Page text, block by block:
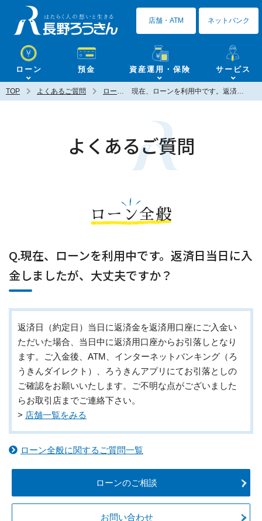
ローン 預金 資産運用・保険 サービス
店舗・ATM ネットバンク
TOP よくあるご質問 ローン全般 現在、ローンを利用中です。返済日当日に入金しましたが、大丈夫ですか？
よくあるご質問
ローン全般
Q.現在、ローンを利用中です。返済日当日に入
金しましたが、大丈夫ですか？
返済日（約定日）当日に返済金を返済用口座にご入金い
ただいた場合、当日中に返済用口座からお引落しとなり
ます。ご入金後、ATM、インターネットバンキング（ろ
うきんダイレクト）、ろうきんアプリにてお引落としの
ご確認をお願いいたします。ご不明な点がございました
らお取引店までご連絡下さい。
> 店舗一覧をみる
ローン全般に関するご質問一覧
ローンのご相談
お問い合わせ